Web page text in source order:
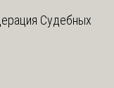
Судебных